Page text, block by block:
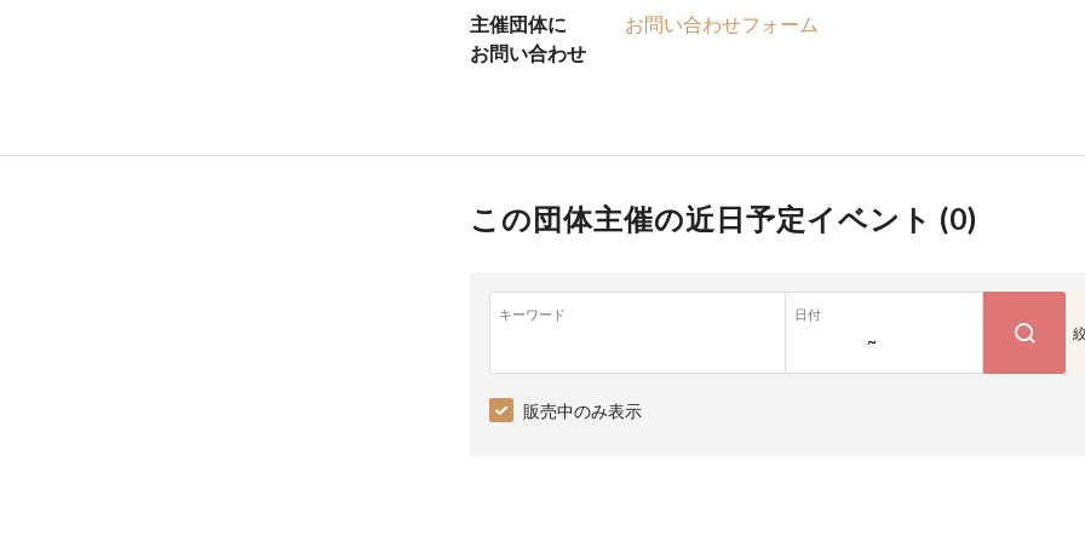
主催団体に
お問い合わせ
お問い合わせフォーム
この団体主催の近日予定イベント (0)
キーワード 日付
~
販売中のみ表示